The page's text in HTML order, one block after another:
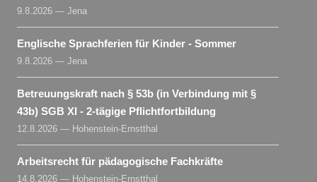
9.8.2026 — Jena
Englische Sprachferien für Kinder - Sommer
9.8.2026 — Jena
Betreuungskraft nach § 53b (in Verbindung mit §
43b) SGB XI - 2-tägige Pflichtfortbildung
12.8.2026 — Hohenstein-Ernstthal
Arbeitsrecht für pädagogische Fachkräfte
14.8.2026 — Hohenstein-Ernstthal